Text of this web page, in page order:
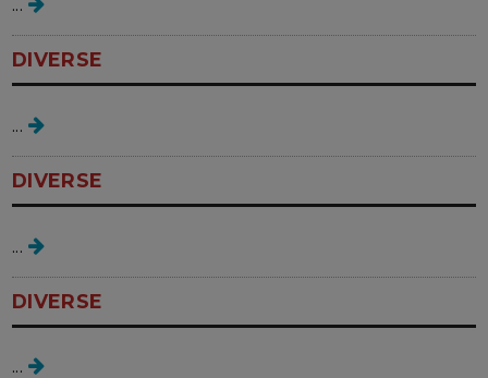
DIVERSE
...
DIVERSE
...
DIVERSE
...